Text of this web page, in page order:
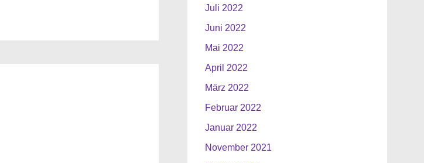
Juli 2022
Juni 2022
Mai 2022
April 2022
März 2022
Februar 2022
Januar 2022
November 2021